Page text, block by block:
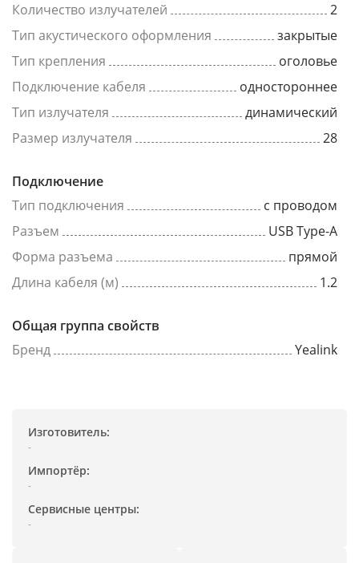
Количество излучателей
2
Тип акустического оформления
закрытые
Тип крепления
оголовье
Подключение кабеля
одностороннее
Тип излучателя
динамический
Размер излучателя
28
Подключение
Тип подключения
с проводом
Разъем
USB Type-A
Форма разъема
прямой
Длина кабеля (м)
1.2
Общая группа свойств
Бренд
Yealink
Изготовитель:
-
Импортёр:
-
Сервисные центры:
-